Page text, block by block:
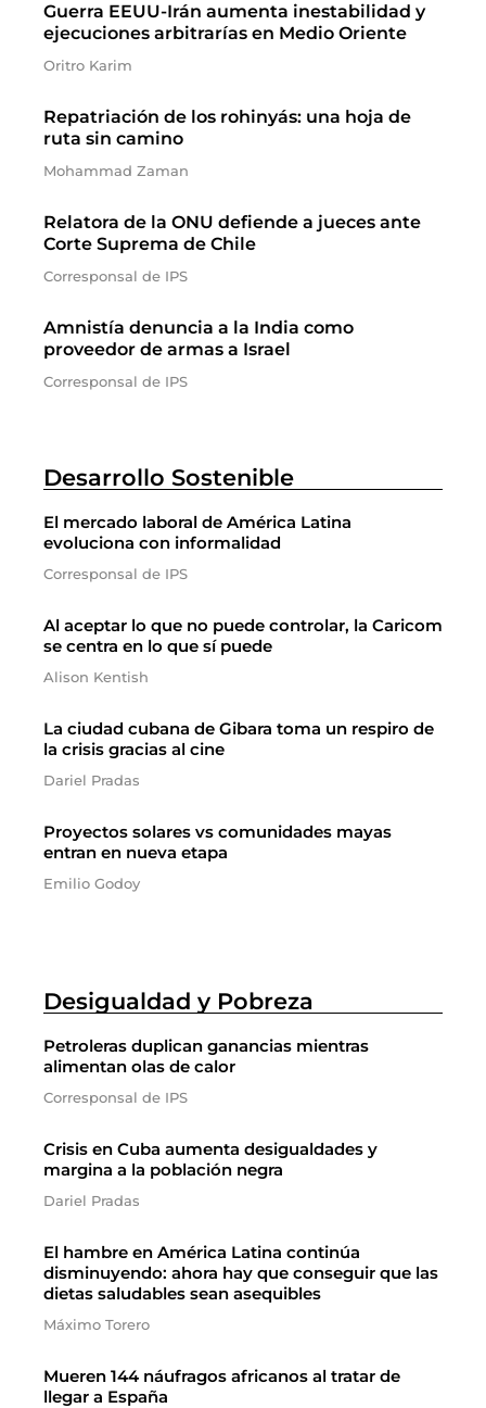
Guerra EEUU-Irán aumenta inestabilidad y
ejecuciones arbitrarías en Medio Oriente
Oritro Karim
Repatriación de los rohinyás: una hoja de
ruta sin camino
Mohammad Zaman
Relatora de la ONU defiende a jueces ante
Corte Suprema de Chile
Corresponsal de IPS
Amnistía denuncia a la India como
proveedor de armas a Israel
Corresponsal de IPS
Desarrollo Sostenible
El mercado laboral de América Latina
evoluciona con informalidad
Corresponsal de IPS
Al aceptar lo que no puede controlar, la Caricom
se centra en lo que sí puede
Alison Kentish
La ciudad cubana de Gibara toma un respiro de
la crisis gracias al cine
Dariel Pradas
Proyectos solares vs comunidades mayas
entran en nueva etapa
Emilio Godoy
Desigualdad y Pobreza
Petroleras duplican ganancias mientras
alimentan olas de calor
Corresponsal de IPS
Crisis en Cuba aumenta desigualdades y
margina a la población negra
Dariel Pradas
El hambre en América Latina continúa
disminuyendo: ahora hay que conseguir que las
dietas saludables sean asequibles
Máximo Torero
Mueren 144 náufragos africanos al tratar de
llegar a España